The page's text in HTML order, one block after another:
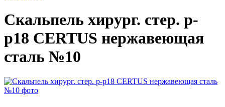
Скальпель хирург. стер. р-
р18 CERTUS нержавеющая
сталь №10